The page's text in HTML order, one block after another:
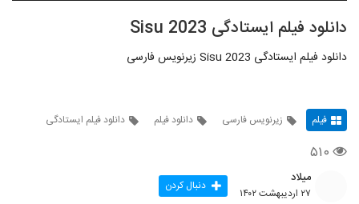
دانلود فیلم ایستادگی Sisu 2023
دانلود فیلم ایستادگی Sisu 2023 زیرنویس فارسی
فیلم زیرنویس فارسی دانلود فیلم دانلود فیلم ایستادگی
۵۱۰
میلاد
۲۷ اردیبهشت ۱۴۰۲ دنبال کردن